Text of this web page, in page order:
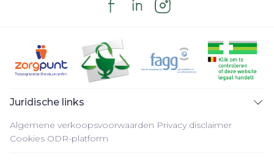
Juridische links
Algemene verkoopsvoorwaarden Privacy disclaimer
Cookies ODR-platform